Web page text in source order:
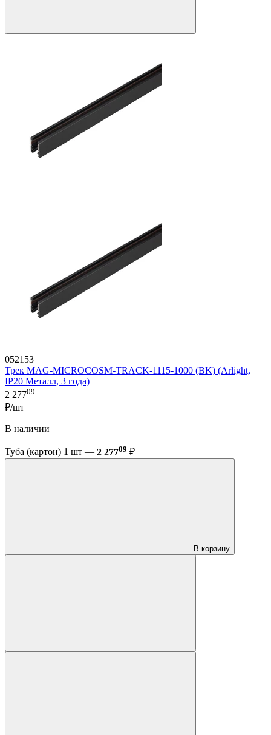
052153
Трек MAG-MICROCOSM-TRACK-1115-1000 (BK) (Arlight,
IP20 Металл, 3 года)
2 27709
₽/шт
В наличии
Туба (картон) 1 шт — 2 27709 ₽
В корзину